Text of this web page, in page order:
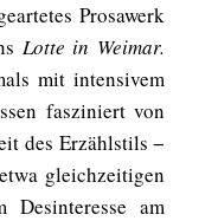
Prosawerk
Lotte in Weimar.
mit intensivem
fasziniert von
des Erzählstils −
gleichzeitigen
am